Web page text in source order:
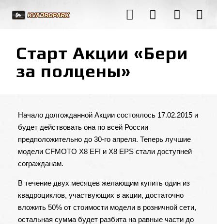
Старт Акции «Бери
за полцены»
Начало долгожданной Акции состоялось 17.02.2015 и
будет действовать она по всей России
предположительно до 30-го апреля. Теперь лучшие
модели CFMOTO X8 EFI и X8 EPS стали доступней
согражданам.
В течение двух месяцев желающим купить один из
квадроциклов, участвующих в акции, достаточно
вложить 50% от стоимости модели в розничной сети,
остальная сумма будет разбита на равные части до